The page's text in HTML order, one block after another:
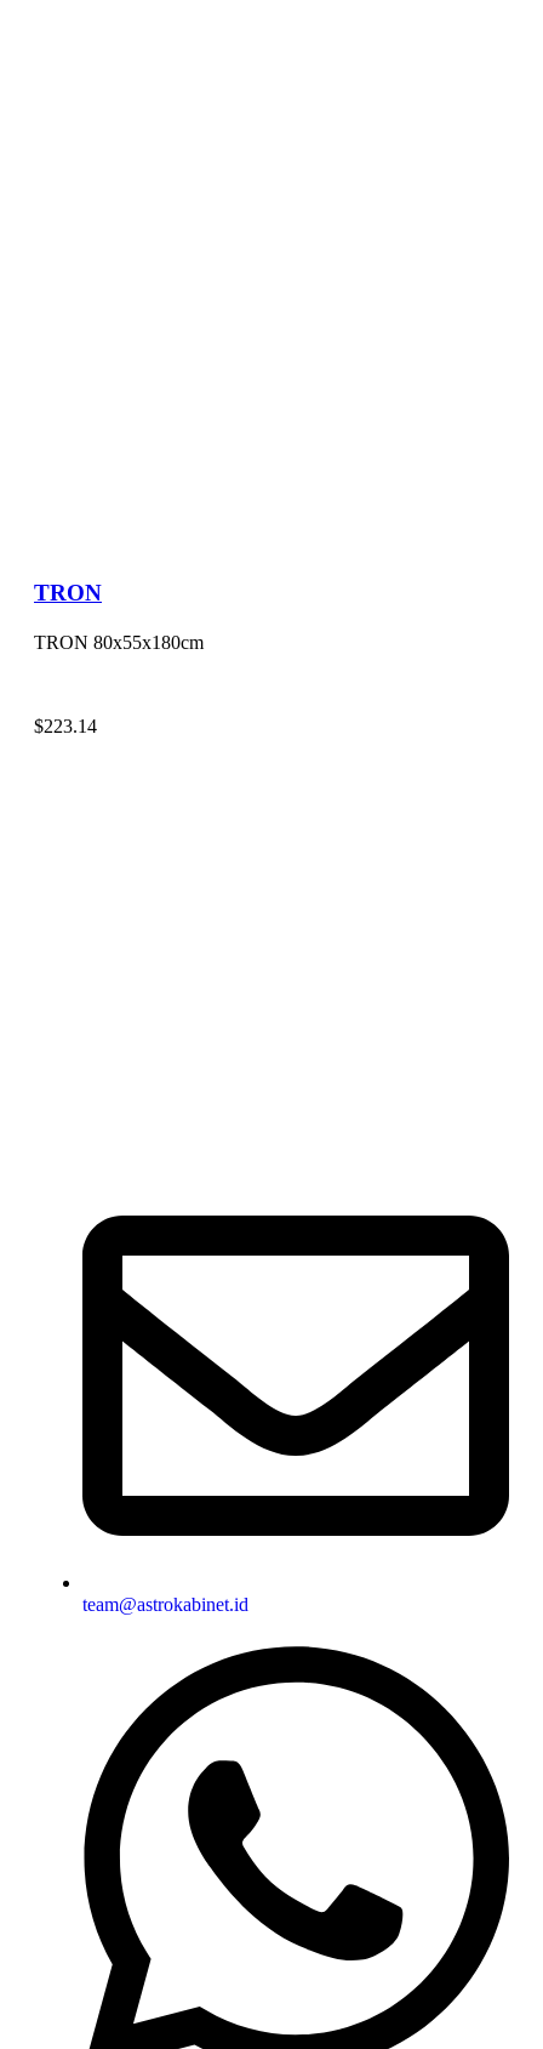
TRON
TRON 80x55x180cm
$223.14
team@astrokabinet.id